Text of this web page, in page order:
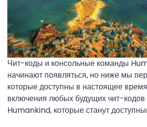
Чит-коды и консольные команды
начинают появляться, но ниже мы
которые доступны в настоящее
включения любых будущих чит-
Humankind, которые станут